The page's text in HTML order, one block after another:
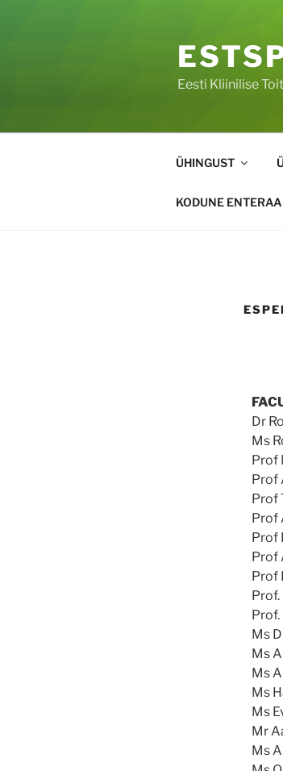
Eesti Kliinilise
ÜHINGUST
KODUNE
Dr
Ms
Prof
Prof
Prof
Prof
Prof
Prof
Prof
Prof.
Prof.
Ms
Ms
Ms
Ms
Ms
Mr
Ms